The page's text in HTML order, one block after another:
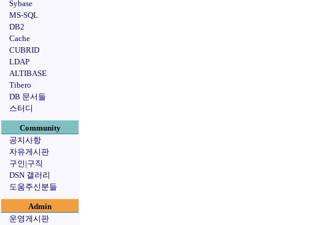
Sybase
MS-SQL
DB2
Cache
CUBRID
LDAP
ALTIBASE
Tibero
DB 문서들
스터디
Community
공지사항
자유게시판
구인|구직
DSN 갤러리
도움주신분들
Admin
운영게시판